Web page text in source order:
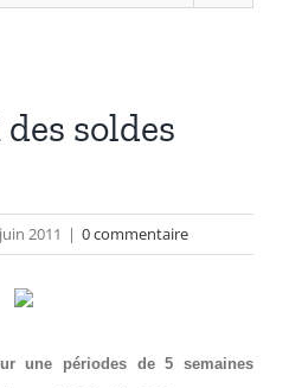
des soldes
2011 | 0 commentaire
une périodes de 5 semaines